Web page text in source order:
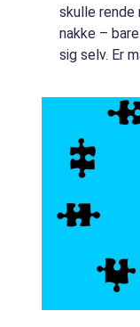
skulle rende
nakke –
sig selv. Er
s&a...